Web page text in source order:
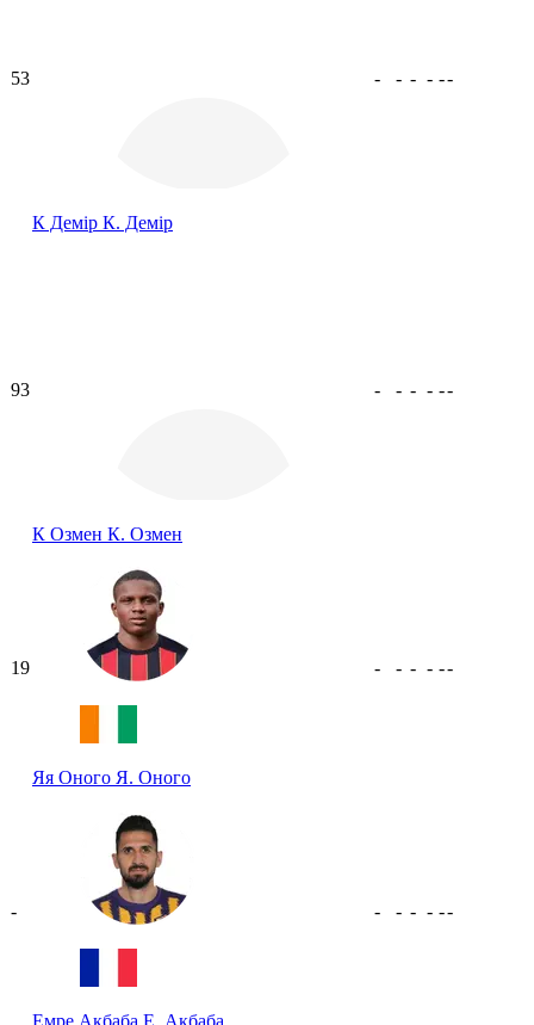
53
К Демір К. Демір
- - - - --
93
К Озмен К. Озмен
- - - - --
19
Яя Оного Я. Оного
- - - - --
-
Емре Акбаба Е. Акбаба
- - - - --